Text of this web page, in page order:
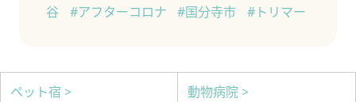
谷
#アフターコロナ #国分寺市 #トリマー
ペット宿 > 動物病院 >